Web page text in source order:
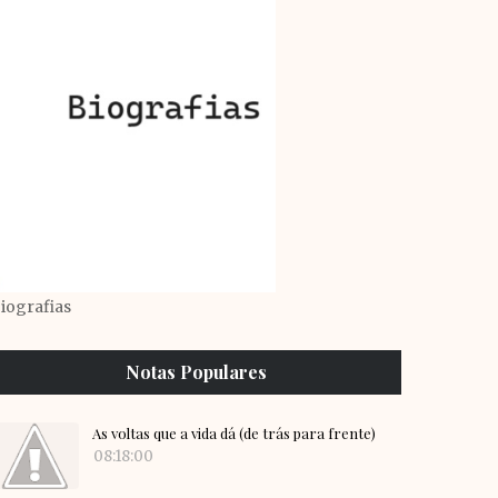
Notas Populares
As voltas que a vida dá (de trás para frente)
08:18:00